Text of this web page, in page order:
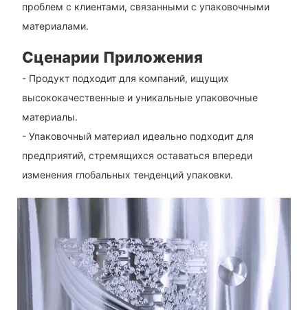
проблем с клиентами, связанными с упаковочными
материалами.
Сценарии Приложения
- Продукт подходит для компаний, ищущих
высококачественные и уникальные упаковочные
материалы.
- Упаковочный материал идеально подходит для
предприятий, стремящихся оставаться впереди
изменения глобальных тенденций упаковки.